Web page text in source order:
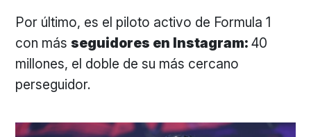
Por último, es el piloto activo de Formula 1
con másseguidores en Instagram:40
millones, el doble de su más cercano
perseguidor.